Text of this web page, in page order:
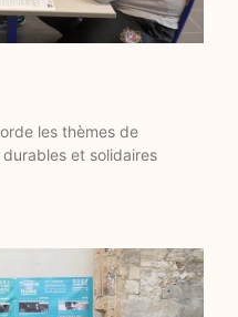
les thèmes de
durables et solidaires